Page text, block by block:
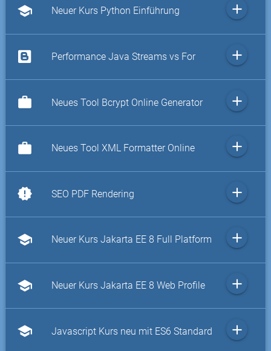
school Neuer Kurs Python Einführung add
Performance Java Streams vs For add
work Neues Tool Bcrypt Online Generator add
work Neues Tool XML Formatter Online add
new_releases SEO PDF Rendering add
school Neuer Kurs Jakarta EE 8 Full Platform add
school Neuer Kurs Jakarta EE 8 Web Profile add
school Javascript Kurs neu mit ES6 Standard add